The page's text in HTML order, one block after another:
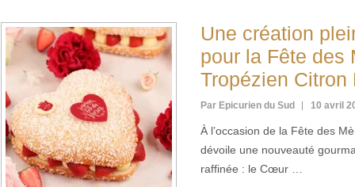
Une création
pour la Fête
Tropézien Citron
Par Epicurien du Sud 10 avril
À l’occasion de la Fête des
dévoile une nouveauté
raffinée : le Cœur …